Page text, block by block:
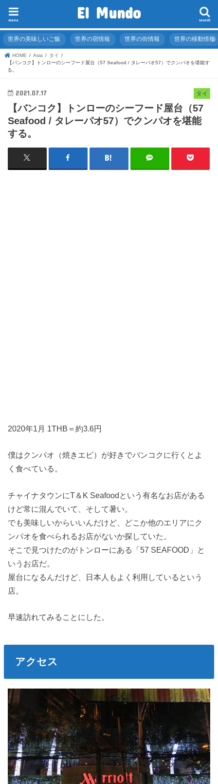
El Mundo search
menu
世界の美味しいご飯 世界の宿情報 世界の街情報 世界の移動情報
HOME Asia
タイ
【バンコク】トンローのシーフード屋台（57 Seafood / タレーパオ57）でクンパオを堪能す
る。
タイ
2021.07.17
【バンコク】トンローのシーフード屋台（57
Seafood / タレーパオ57）でクンパオを堪能
する。
2020年1月 1THB＝約3.6円
僕はクンパオ（焼きエビ）が好きでバンコクに行くとよ
く食べている。
チャイナタウンにT＆K Seafoodという有名なお店がある
けど常に混んでいて、そして暑い。
でも美味しいからいいんだけど、どこか他のエリアにク
ンパオを食べられるお店がないか探していた。
そこで見つけたのがトンローにある「57 SEAFOOD」と
いうお店だ。
屋台になるんだけど、日本人もよく利用しているという
店。
早速訪れてみることにした。
アクセス